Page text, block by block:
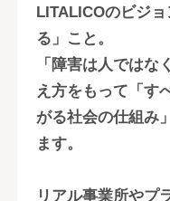
LITALICOのビジ
る」こと。
「障害は人ではな
え方をもって「す
がる社会の仕組み
ます。
リアル事業所やプ